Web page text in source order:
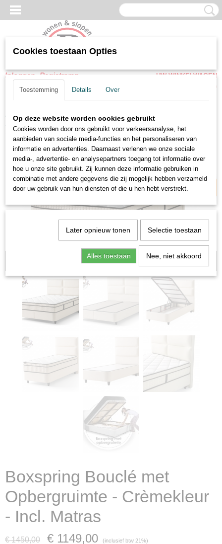
Inloggen Registreren
UW WINKELWAGEN
(0)
Home > Opbergbedden > Opbergbedden Met Matras
Bouclé met Opbergruimte - Crèmekleur - Incl. Matras
Aanbieding
Snel leverbaar
Boxspring Bouclé met
Opbergruimte - Crèmekleur
- Incl. Matras
€ 1450,00 € 1149,00 (inclusief btw 21%)
Cookies toestaan Opties
Toestemming Details Over
Op deze website worden cookies gebruikt
Cookies worden door ons gebruikt voor verkeersanalyse, het
aanbieden van sociale media-functies en het personaliseren van
informatie en advertenties. Daarnaast verlenen we onze sociale
media-, advertentie- en analysepartners toegang tot informatie over
hoe u onze site gebruikt. Zij kunnen deze informatie gebruiken in
combinatie met andere gegevens die zij mogelijk hebben verzameld
door uw gebruik van hun diensten of die u hen hebt verstrekt.
Later opnieuw tonen Selectie toestaan
Alles toestaan Nee, niet akkoord